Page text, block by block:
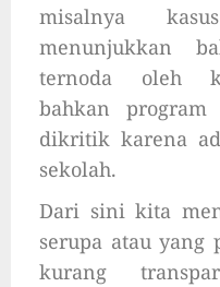
misalnya
menunjukkan
ternoda oleh
bahkan
dikritik karena
sekolah.
Dari sini kita
serupa atau yang
kurang